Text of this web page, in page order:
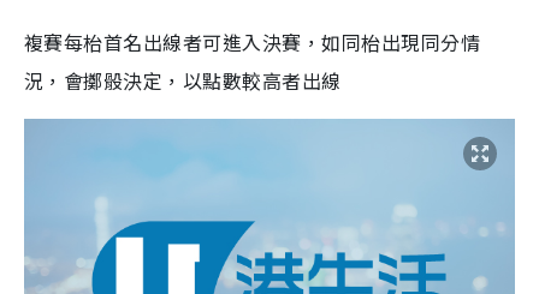
複賽每枱首名出線者可進入決賽，如同枱出現同分情
況，會擲骰決定，以點數較高者出線